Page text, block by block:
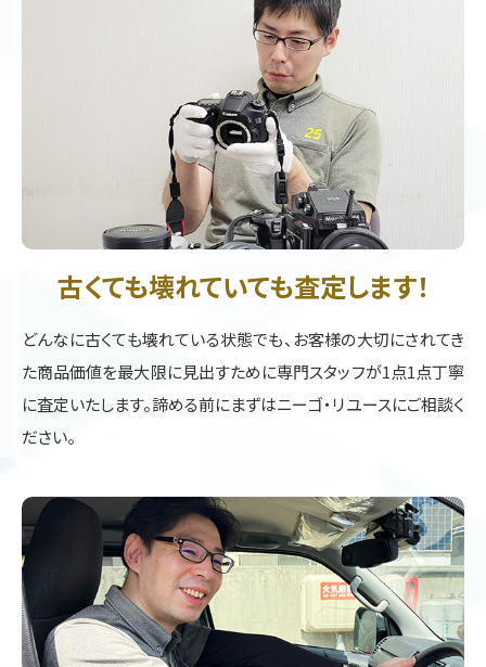
古くても壊れていても査定します！
どんなに古くても壊れている状態でも、お客様の大切にされてき
た商品価値を最大限に見出すために専門スタッフが1点1点丁寧
に査定いたします。諦める前にまずはニーゴ・リユースにご相談く
ださい。